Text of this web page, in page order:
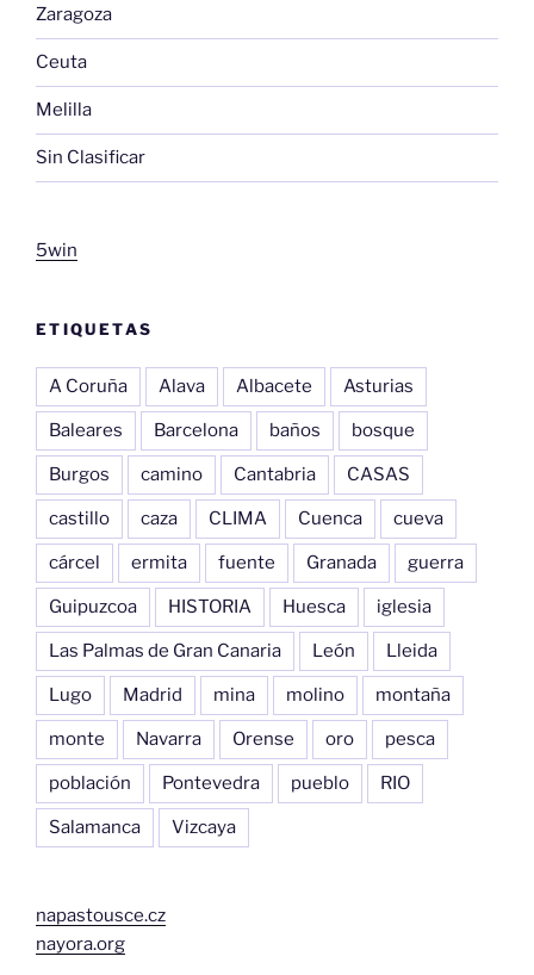
Zaragoza
Ceuta
Melilla
Sin Clasificar
5win
ETIQUETAS
A Coruña Alava Albacete Asturias
Baleares Barcelona baños bosque
Burgos camino Cantabria CASAS
castillo caza CLIMA Cuenca cueva
cárcel ermita fuente Granada guerra
Guipuzcoa HISTORIA Huesca iglesia
Las Palmas de Gran Canaria León Lleida
Lugo Madrid mina molino montaña
monte Navarra Orense oro pesca
población Pontevedra pueblo RIO
Salamanca Vizcaya
napastousce.cz
nayora.org